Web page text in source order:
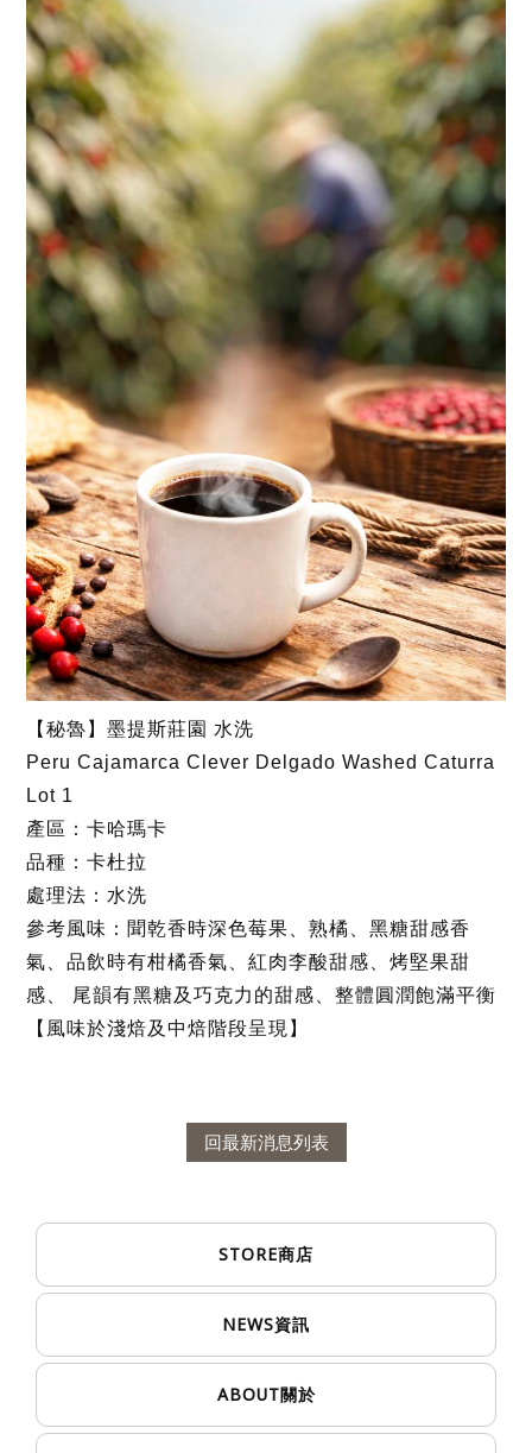
【秘魯】墨提斯莊園 水洗
Peru Cajamarca Clever Delgado Washed Caturra
Lot 1
產區：卡哈瑪卡
品種：卡杜拉
處理法：水洗
參考風味：聞乾香時深色莓果、熟橘、黑糖甜感香
氣、品飲時有柑橘香氣、紅肉李酸甜感、烤堅果甜
感、 尾韻有黑糖及巧克力的甜感、整體圓潤飽滿平衡
【風味於淺焙及中焙階段呈現】
回最新消息列表
STORE商店
NEWS資訊
ABOUT關於